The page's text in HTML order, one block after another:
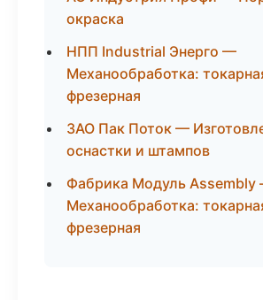
окраска
НПП Industrial Энерго —
Механообработка:
фрезерная
ЗАО Пак Поток —
оснастки и штампов
Фабрика Модуль
Механообработка:
фрезерная